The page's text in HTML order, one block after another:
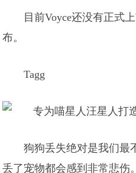
目前Voyce还没有正式
布。
Tagg
狗狗丢失绝对是我们最
丢了宠物都会感到非常悲伤